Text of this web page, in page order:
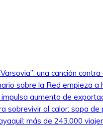
una canción
sobre la Red empieza a
aumento de
sobrevivir al calor: sopa de
más de 243.000